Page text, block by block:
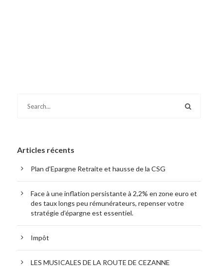
Articles récents
Plan d’Epargne Retraite et hausse de la CSG
Face à une inflation persistante à 2,2% en zone euro et
des taux longs peu rémunérateurs, repenser votre
stratégie d’épargne est essentiel.
Impôt
LES MUSICALES DE LA ROUTE DE CEZANNE